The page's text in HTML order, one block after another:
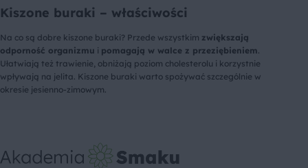
Kiszone buraki – właściwości
Na co są dobre kiszone buraki? Przede wszystkim zwiększają
odporność organizmu i pomagają w walce z przeziębieniem.
Ułatwiają też trawienie, obniżają poziom cholesterolu i korzystnie
wpływają na jelita. Kiszone buraki warto spożywać szczególnie w
okresie jesienno-zimowym.